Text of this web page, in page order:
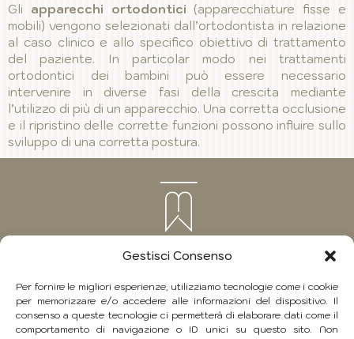
Gestisci Consenso
Per fornire le migliori esperienze, utilizziamo tecnologie come i cookie
per memorizzare e/o accedere alle informazioni del dispositivo. Il
consenso a queste tecnologie ci permetterà di elaborare dati come il
comportamento di navigazione o ID unici su questo sito. Non
Gli apparecchi ortodontici (apparecchiature fisse e
mobili) vengono selezionati dall’ortodontista in relazione
al caso clinico e allo specifico obiettivo di trattamento
del paziente. In particolar modo nei trattamenti
ortodontici dei bambini può essere necessario
intervenire in diverse fasi della crescita mediante
l’utilizzo di più di un apparecchio. Una corretta occlusione
e il ripristino delle corrette funzioni possono influire sullo
sviluppo di una corretta postura.
Copyright 2026
Studio Odontoiatrico Mario Palmeri